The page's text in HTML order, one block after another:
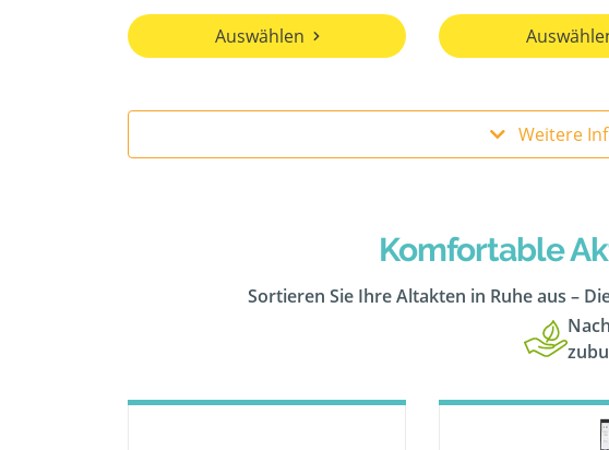
Auswählen
Weitere
Komfortable
Sortieren Sie Ihre Altakten in Ruhe aus –